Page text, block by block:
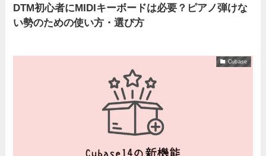
DTM初心者にMIDIキーボードは必要？ピアノ弾けな
い勢のための使い方・選び方
Cubase